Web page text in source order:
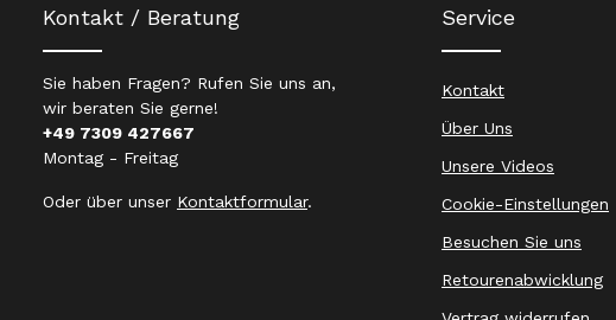
Kontakt / Beratung
Sie haben Fragen? Rufen Sie uns an,
wir beraten Sie gerne!
+49 7309 427667
Montag - Freitag
Oder über unser Kontaktformular.
Service
Kontakt
Über Uns
Unsere Videos
Cookie-Einstellungen
Besuchen Sie uns
Retourenabwicklung